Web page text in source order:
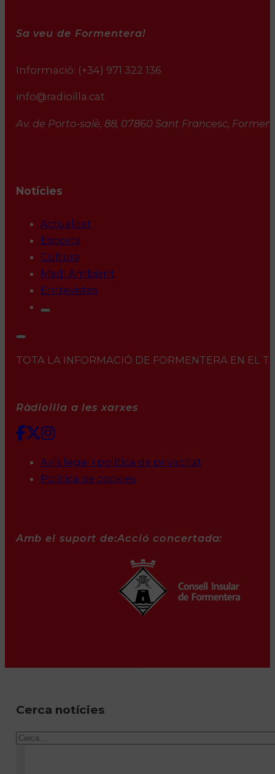
Sa veu de Formentera!
Informació: (+34) 971 322 136
info@radioilla.cat
Av. de Porto-salè, 88, 07860 Sant Francesc,
Notícies
Actualitat
Esports
Cultura
Medi Ambient
Entrevistes
TOTA LA INFORMACIÓ DE FORMENTERA EN EL
Ràdioilla a les xarxes
Avís legal i política de privacitat
Política de cookies
Amb el suport de:Acció concertada:
Cerca notícies
Cercar